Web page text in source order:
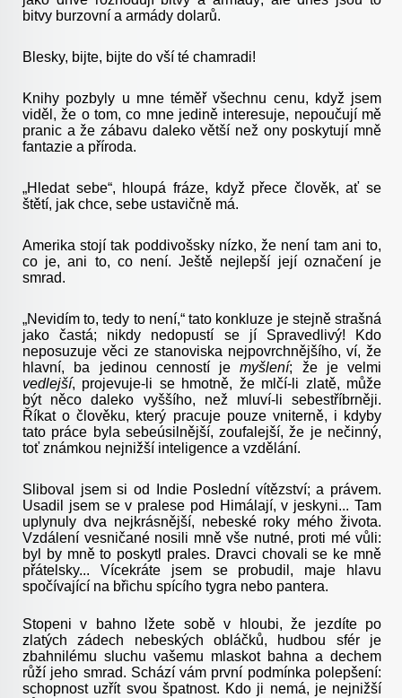
bitvy burzovní a armády dolarů.
Blesky, bijte, bijte do vší té chamradi!
Knihy pozbyly u mne téměř všechnu cenu, když jsem
viděl, že o tom, co mne jedině interesuje, nepoučují mě
pranic a že zábavu daleko větší než ony poskytují mně
fantazie a příroda.
„Hledat sebe“, hloupá fráze, když přece člověk, ať se
štětí, jak chce, sebe ustavičně má.
Amerika stojí tak poddivošsky nízko, že není tam ani to,
co je, ani to, co není. Ještě nejlepší její označení je
smrad.
„Nevidím to, tedy to není,“ tato konkluze je stejně strašná
jako častá; nikdy nedopustí se jí Spravedlivý! Kdo
neposuzuje věci ze stanoviska nejpovrchnějšího, ví, že
hlavní, ba jedinou cenností jemyšlení; že je velmi
vedlejší, projevuje-li se hmotně, že mlčí-li zlatě, může
být něco daleko vyššího, než mluví-li sebestříbrněji.
Říkat o člověku, který pracuje pouze vniterně, i kdyby
tato práce byla sebeúsilnější, zoufalejší, že je nečinný,
toť známkou nejnižší inteligence a vzdělání.
Sliboval jsem si od Indie Poslední vítězství; a právem.
Usadil jsem se v pralese pod Himálají, v jeskyni... Tam
uplynuly dva nejkrásnější, nebeské roky mého života.
Vzdálení vesničané nosili mně vše nutné, proti mé vůli:
byl by mně to poskytl prales. Dravci chovali se ke mně
přátelsky... Vícekráte jsem se probudil, maje hlavu
spočívající na břichu spícího tygra nebo pantera.
Stopeni v bahno lžete sobě v hloubi, že jezdíte po
zlatých zádech nebeských obláčků, hudbou sfér je
zbahnilému sluchu vašemu mlaskot bahna a dechem
růží jeho smrad. Schází vám první podmínka polepšení:
schopnost uzřít svou špatnost. Kdo ji nemá, je nejnižší